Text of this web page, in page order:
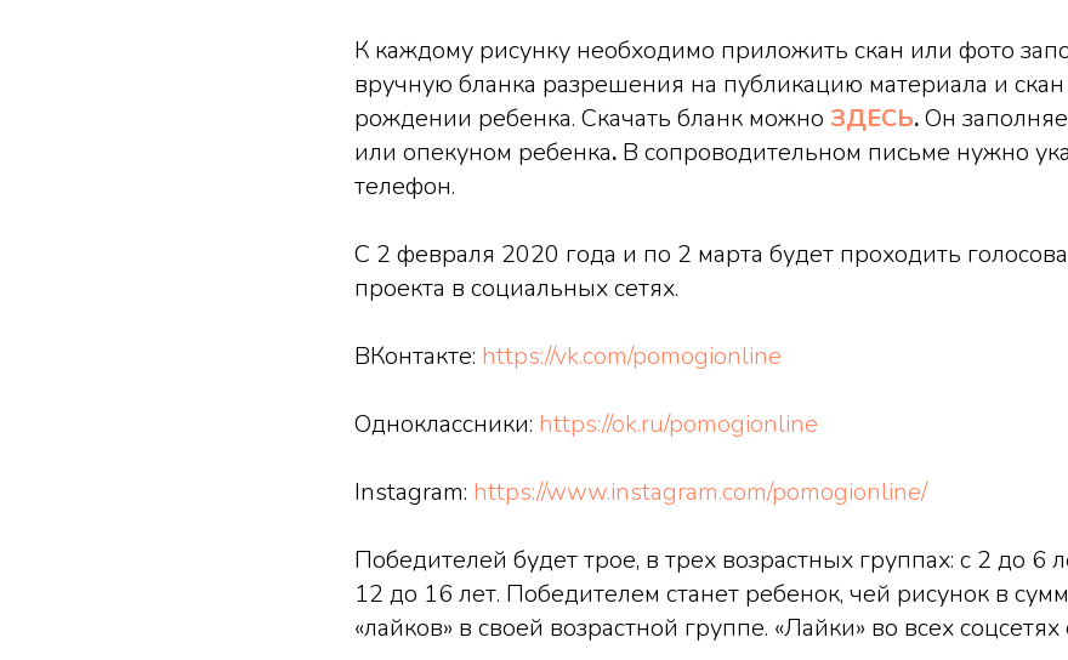
К каждому рисунку необходимо приложить скан или фото
вручную бланка разрешения на публикацию материала и скан
рождении ребенка. Скачать бланк можно ЗДЕСЬ.Он
или опекуном ребенка. В сопроводительном письме нужно
телефон.
С 2 февраля 2020 года и по 2 марта будет проходить
проекта в социальных сетях.
ВКонтакте: https://vk.com/pomogionline
Одноклассники: https://ok.ru/pomogionline
Instagram: https://www.instagram.com/pomogionline/
Победителей будет трое, в трех возрастных группах: с 2 до 6
12 до 16 лет. Победителем станет ребенок, чей рисунок в
«лайков» в своей возрастной группе. «Лайки» во всех